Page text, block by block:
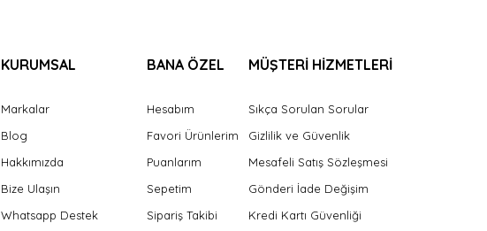
KURUMSAL
Markalar
Blog
Hakkımızda
Bize Ulaşın
Whatsapp Destek
BANA ÖZEL
Hesabım
Favori Ürünlerim
Puanlarım
Sepetim
Sipariş Takibi
MÜŞTERİ HİZMETLERİ
Sıkça Sorulan Sorular
Gizlilik ve Güvenlik
Mesafeli Satış Sözleşmesi
Gönderi İade Değişim
Kredi Kartı Güvenliği